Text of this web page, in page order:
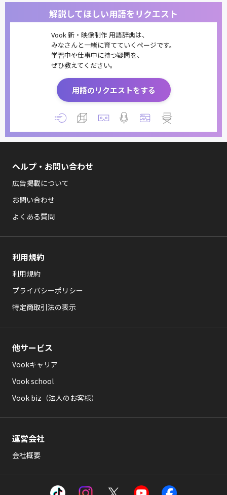
解説してほしい用語をリクエスト
Vook 新・映像制作 用語辞典は、
みなさんと一緒に育てていくページです。
学習中や仕事中に持つ疑問を、
ぜひ教えてください。
用語のリクエストをする
ヘルプ・お問い合わせ
広告掲載について
お問い合わせ
よくある質問
利用規約
利用規約
プライバシーポリシー
特定商取引法の表示
他サービス
Vookキャリア
Vook school
Vook biz（法人のお客様）
運営会社
会社概要